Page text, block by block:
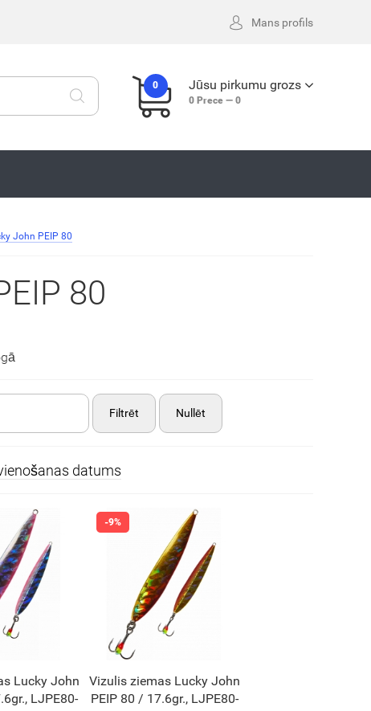
Mans profils
0 Jūsu pirkumu grozs
0 Prece — 0
John PEIP 80
80
Filtrēt Nullēt
datums
Lucky John
LJPE80-
Vizulis ziemas Lucky John
PEIP 80 / 17.6gr., LJPE80-